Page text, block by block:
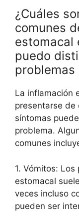
¿Cuáles
comunes
estomacal
puedo
problemas
La inflamación
presentarse de
síntomas
problema.
comunes
1. Vómitos:
estomacal
veces incluso
pueden ser